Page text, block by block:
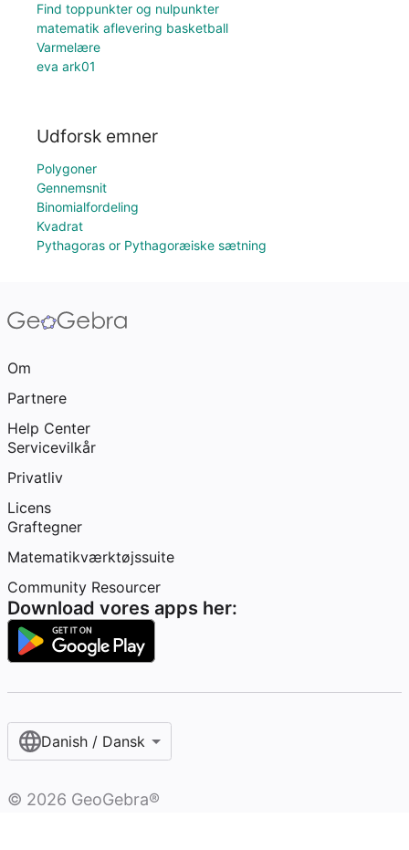
Find toppunkter og nulpunkter
matematik aflevering basketball
Varmelære
eva ark01
Udforsk emner
Polygoner
Gennemsnit
Binomialfordeling
Kvadrat
Pythagoras or Pythagoræiske sætning
Om
Partnere
Help Center
Servicevilkår
Privatliv
Licens
Graftegner
Matematikværktøjssuite
Community Resourcer
Download vores apps her:
Danish / Dansk‎
© 2026 GeoGebra®